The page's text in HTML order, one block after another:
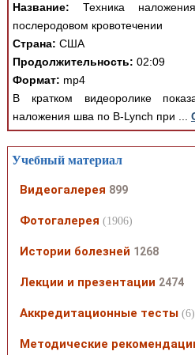
Название: Техника
послеродовом кровотечении
Страна: США
Продолжительность: 02:09
Формат: mp4
В кратком видеоролике
наложения шва по B-Lynch при ...
Учебный материал
Видеогалерея 899
Фотогалерея (1906)
Истории болезней 1268
Лекции и презентации 2474
Аккредитационные тесты (6)
Методические